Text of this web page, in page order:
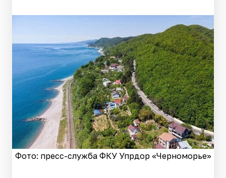
Фото: пресс-служба ФКУ Упрдор «Черноморье»